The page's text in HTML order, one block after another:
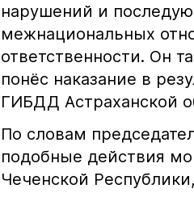
нарушений и
межнациональных
ответственности. Он
понёс наказание в
ГИБДД Астраханской
По словам
подобные действия
Чеченской